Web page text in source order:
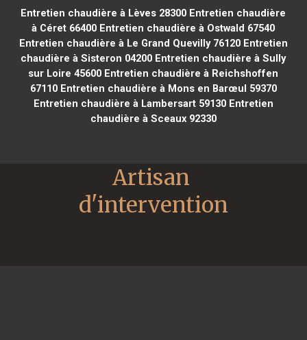
Entretien chaudière à Lèves 28300 Entretien chaudière
à Céret 66400 Entretien chaudière à Ostwald 67540
Entretien chaudière à Le Grand Quevilly 76120Entretien
chaudière à Sisteron 04200 Entretien chaudière à Sully
sur Loire 45600 Entretien chaudière à Reichshoffen
67110Entretien chaudière à Mons en Barœul 59370
Entretien chaudière à Lambersart 59130Entretien
chaudière à Sceaux 92330
Artisan
d'intervention